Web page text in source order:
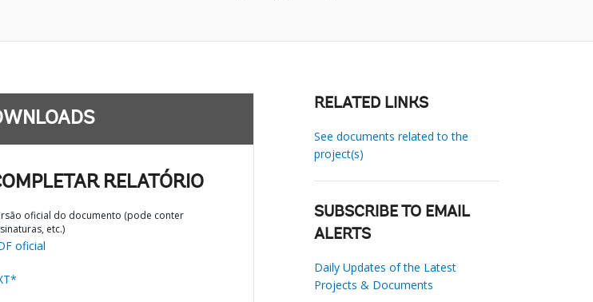
RELATÓRIO
oficial do documento (pode conter
etc.)
oficial
RELATED LINKS
See documents related to the
project(s)
SUBSCRIBE TO EMAIL
ALERTS
Daily Updates of the Latest
Projects & Documents